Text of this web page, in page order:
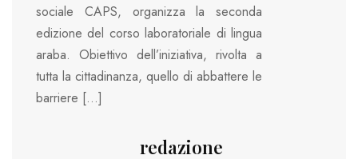
sociale CAPS, organizza la seconda
edizione del corso laboratoriale di lingua
araba. Obiettivo dell’iniziativa, rivolta a
tutta la cittadinanza, quello di abbattere le
barriere […]
redazione